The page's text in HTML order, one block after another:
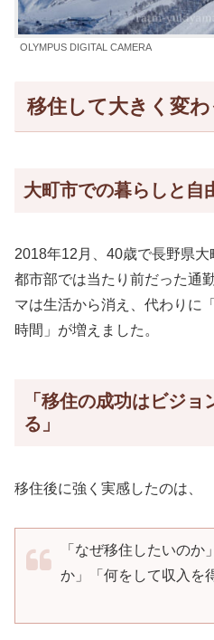
OLYMPUS DIGITAL CAMERA
移住して大きく変
大町市での暮らしと自
2018年12月、40歳で長野県大
都市部では当たり前だった通
マは生活から消え、代わりに
時間」が増えました。
「移住の成功はビジョ
る」
移住後に強く実感したのは、
「なぜ移住したいのか
か」「何をして収入を